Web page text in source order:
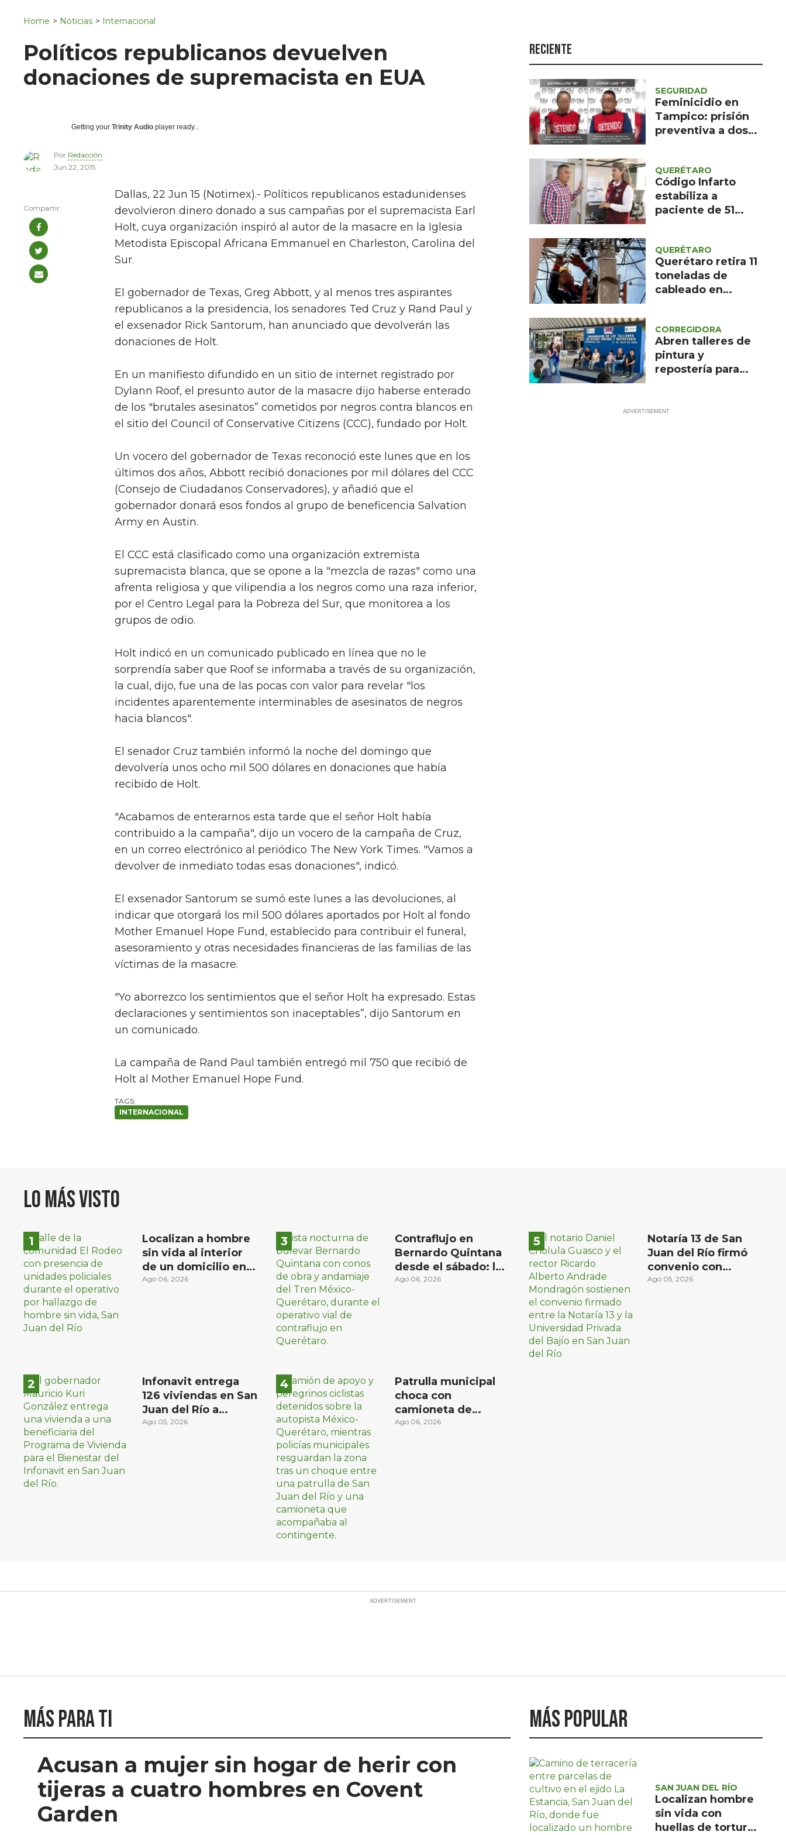
Política
Turismo
Asuntos Sociales
Estilo de vida
Home > Noticias > Internacional
Políticos republicanos devuelven
donaciones de supremacista en EUA
Getting your Trinity Audio player ready...
Por Redacción
Jun 22, 2015
Dallas, 22 Jun 15 (Notimex).- Políticos republicanos estadunidenses
devolvieron dinero donado a sus campañas por el supremacista Earl
Holt, cuya organización inspiró al autor de la masacre en la Iglesia
Metodista Episcopal Africana Emmanuel en Charleston, Carolina del
Sur.
El gobernador de Texas, Greg Abbott, y al menos tres aspirantes
republicanos a la presidencia, los senadores Ted Cruz y Rand Paul y
el exsenador Rick Santorum, han anunciado que devolverán las
donaciones de Holt.
En un manifiesto difundido en un sitio de internet registrado por
Dylann Roof, el presunto autor de la masacre dijo haberse enterado
de los "brutales asesinatos” cometidos por negros contra blancos en
el sitio del Council of Conservative Citizens (CCC), fundado por Holt.
Un vocero del gobernador de Texas reconoció este lunes que en los
últimos dos años, Abbott recibió donaciones por mil dólares del CCC
(Consejo de Ciudadanos Conservadores), y añadió que el
gobernador donará esos fondos al grupo de beneficencia Salvation
Army en Austin.
El CCC está clasificado como una organización extremista
supremacista blanca, que se opone a la "mezcla de razas" como una
afrenta religiosa y que vilipendia a los negros como una raza inferior,
por el Centro Legal para la Pobreza del Sur, que monitorea a los
grupos de odio.
Holt indicó en un comunicado publicado en línea que no le
sorprendía saber que Roof se informaba a través de su organización,
la cual, dijo, fue una de las pocas con valor para revelar "los
incidentes aparentemente interminables de asesinatos de negros
hacia blancos".
El senador Cruz también informó la noche del domingo que
devolvería unos ocho mil 500 dólares en donaciones que había
recibido de Holt.
"Acabamos de enterarnos esta tarde que el señor Holt había
contribuido a la campaña", dijo un vocero de la campaña de Cruz,
en un correo electrónico al periódico The New York Times. "Vamos a
devolver de inmediato todas esas donaciones", indicó.
El exsenador Santorum se sumó este lunes a las devoluciones, al
indicar que otorgará los mil 500 dólares aportados por Holt al fondo
Mother Emanuel Hope Fund, establecido para contribuir el funeral,
asesoramiento y otras necesidades financieras de las familias de las
víctimas de la masacre.
"Yo aborrezco los sentimientos que el señor Holt ha expresado. Estas
declaraciones y sentimientos son inaceptables”, dijo Santorum en
un comunicado.
La campaña de Rand Paul también entregó mil 750 que recibió de
Holt al Mother Emanuel Hope Fund.
INTERNACIONAL
Reciente
SEGURIDAD
Feminicidio en
Tampico: prisión
preventiva a dos
QUERÉTARO
Código Infarto
estabiliza a
paciente de 51
QUERÉTARO
Querétaro retira 11
toneladas de
cableado en
CORREGIDORA
Abren talleres de
pintura y
repostería para
Lo más visto
Localizan a hombre
sin vida al interior
de un domicilio en
la comunidad El
Ago 06, 2026
Infonavit entrega
126 viviendas en San
Juan del Río a
familias de bajos
Ago 05, 2026
Contraflujo en
Bernardo Quintana
desde el sábado: la
etapa más compleja
Ago 06, 2026
Patrulla municipal
choca con
camioneta de
peregrinos ciclistas
Ago 06, 2026
Notaría 13 de San
Juan del Río firmó
convenio con
Universidad Privada
Ago 05, 2026
Más para ti
Acusan a mujer sin hogar de herir con
tijeras a cuatro hombres en Covent
Garden
Más popular
SAN JUAN DEL RÍO
Localizan hombre
sin vida con
huellas de tortura